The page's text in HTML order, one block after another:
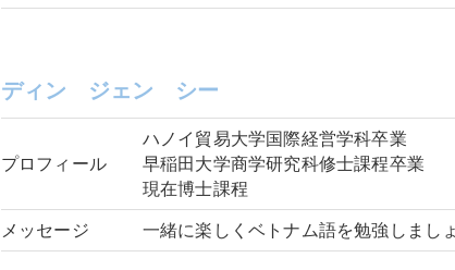
ディン ジェン シー
プロフィール
ハノイ貿易大学国際経営学科卒業
早稲田大学商学研究科修士課程卒業
現在博士課程
メッセージ
一緒に楽しくベトナム語を勉強しまし